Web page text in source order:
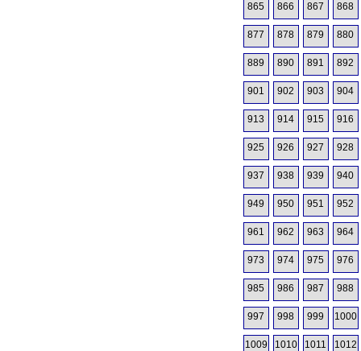
865 866 867 868
877 878 879 880
889 890 891 892
901 902 903 904
913 914 915 916
925 926 927 928
937 938 939 940
949 950 951 952
961 962 963 964
973 974 975 976
985 986 987 988
997 998 999 1000
1009 1010 1011 1012